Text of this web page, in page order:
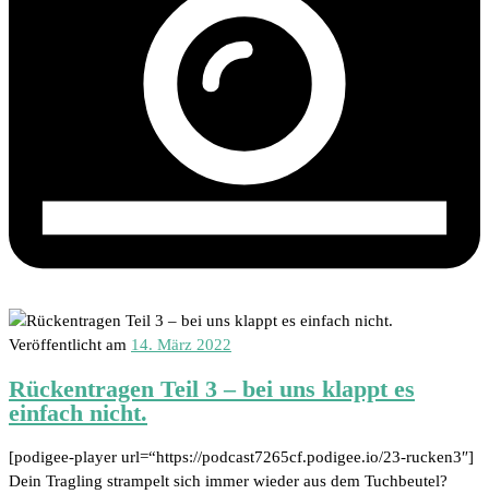
Veröffentlicht am 14. März 2022
Rückentragen Teil 3 – bei uns klappt es
einfach nicht.
[podigee-player url=“https://podcast7265cf.podigee.io/23-rucken3″]
Dein Tragling strampelt sich immer wieder aus dem Tuchbeutel?